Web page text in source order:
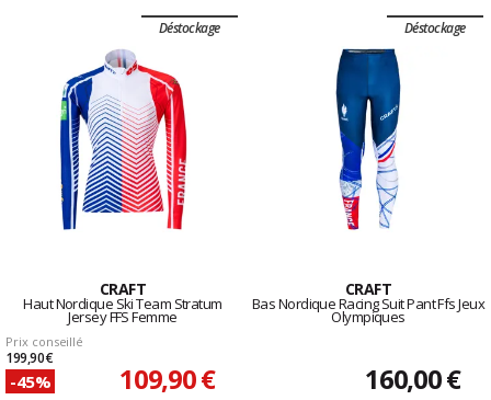
Déstockage
CRAFT
Haut Nordique Ski Team Stratum
Jersey FFS Femme
Prix conseillé
199,90 €
-45% 109,90 €
Déstockage
CRAFT
Bas Nordique Racing Suit Pant Ffs Jeux
Olympiques
160,00 €